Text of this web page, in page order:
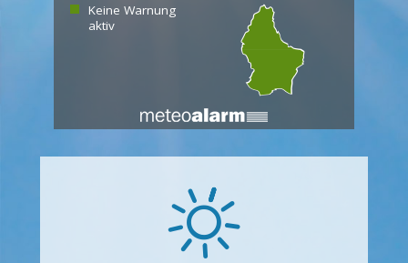
Keine Warnung
aktiv